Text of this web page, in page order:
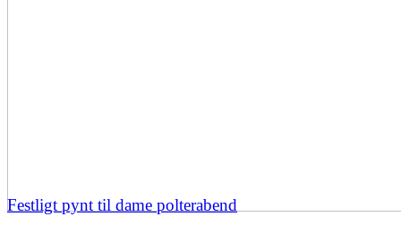
Festligt pynt til dame polterabend